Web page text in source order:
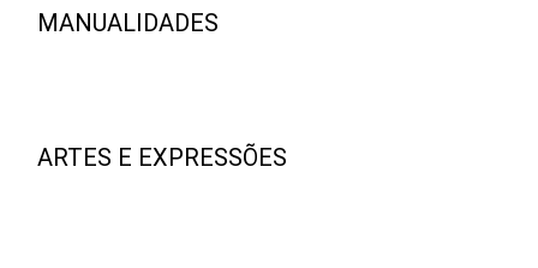
MANUALIDADES
ARTES E EXPRESSÕES